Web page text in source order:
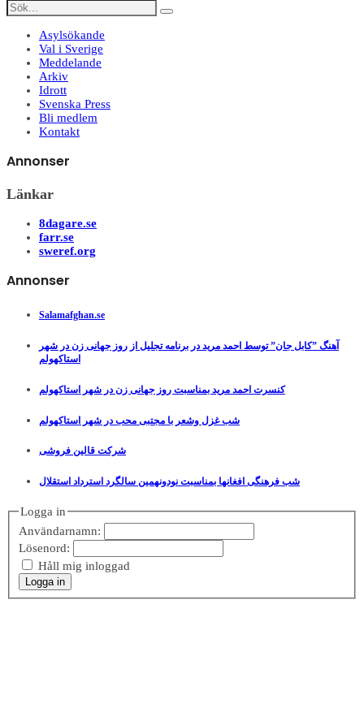
Asylsökande
Val i Sverige
Meddelande
Arkiv
Idrott
Svenska Press
Bli medlem
Kontakt
Annonser
Länkar
8dagare.se
farr.se
sweref.org
Annonser
Salamafghan.se
آهنگ ”کابل جان” توسط احمد مرید در برنامه تجلیل از روز جهانی زن در شهر
استاکهولم
کنسرت احمد مرید بمناسبت روز جهانی زن در شهر استاکهولم
شب غزل وشعر با مجتبی محب در شهر استاکهولم
شرکت قالین فروشی
شب فرهنگی افغانها بمناسبت نودونهمین سالگرد استرداد استقلال
Logga in
Användarnamn:
Lösenord:
Håll mig inloggad
Logga in